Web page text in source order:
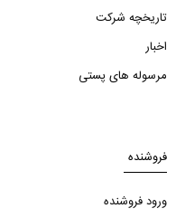
تاریخچه شرکت
اخبار
مرسوله های پستی
فروشنده
ورود فروشنده